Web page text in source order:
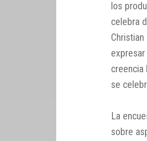
los
celebra
se
La
sobre